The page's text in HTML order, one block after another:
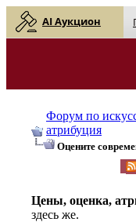
AI Аукцион
Форум по
атрибуция
Оцените
Цены, оценка,
здесь же.